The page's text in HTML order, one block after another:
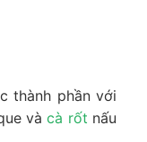
thành phần với
vàcà rốt nấu